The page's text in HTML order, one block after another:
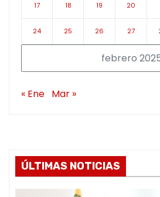
febrero
17 18 19 20
24 25 26 27
« Ene Mar »
ÚLTIMAS NOTICIAS